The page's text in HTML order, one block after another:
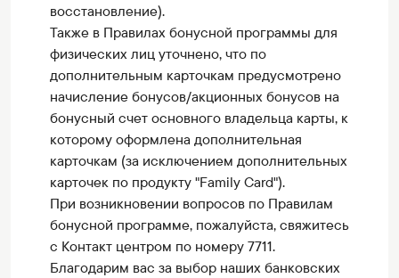
восстановление).
Также в Правилах бонусной программы для
физических лиц уточнено, что по
дополнительным карточкам предусмотрено
начисление бонусов/акционных бонусов на
бонусный счет основного владельца карты, к
которому оформлена дополнительная
карточкам (за исключением дополнительных
карточек по продукту "Family Card").
При возникновении вопросов по Правилам
бонусной программе, пожалуйста, свяжитесь
с Контакт центром по номеру 7711.
Благодарим вас за выбор наших банковских